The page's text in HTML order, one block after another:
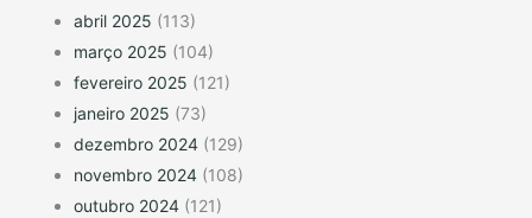
abril 2025 (113)
março 2025 (104)
fevereiro 2025 (121)
janeiro 2025 (73)
dezembro 2024 (129)
novembro 2024 (108)
outubro 2024 (121)